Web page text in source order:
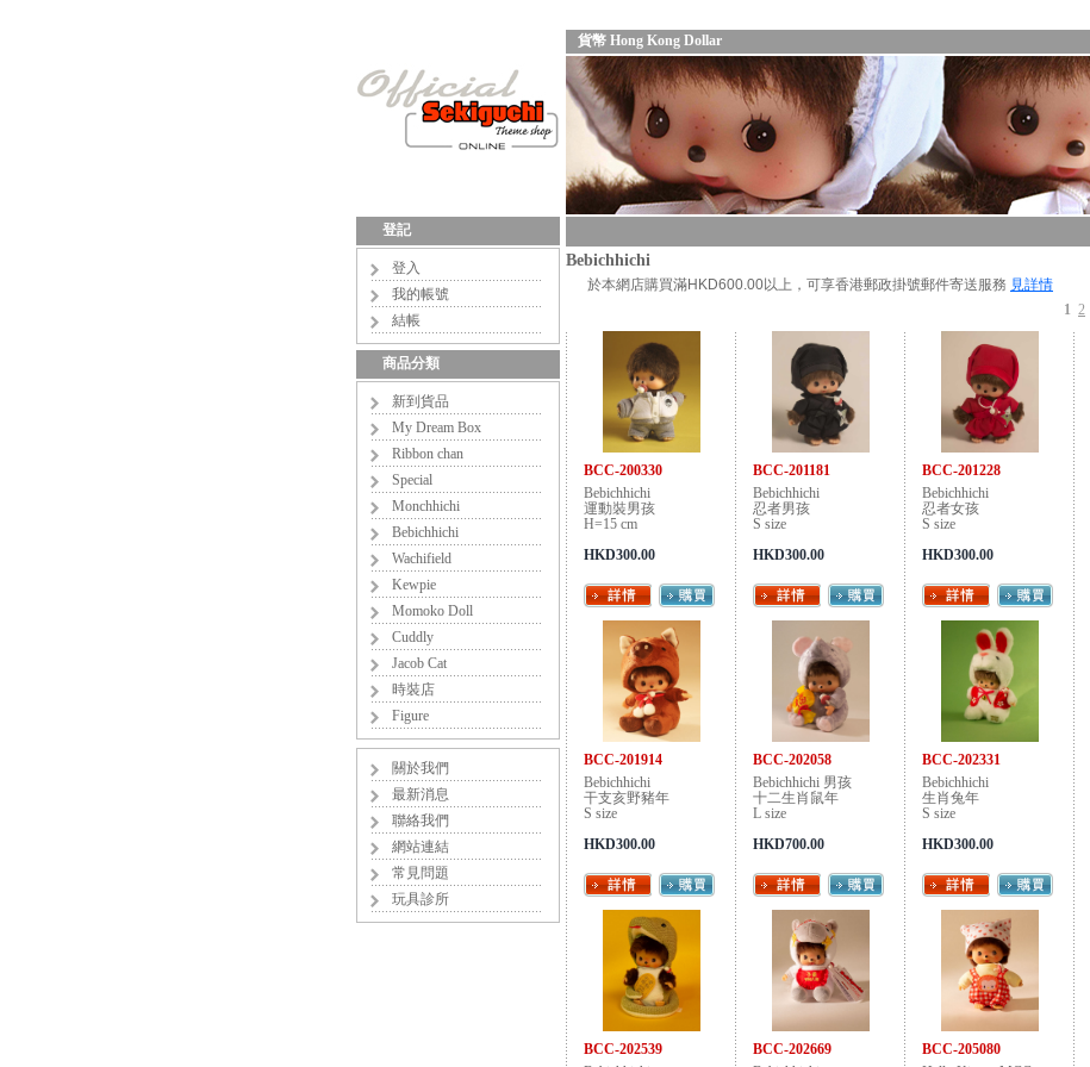
貨幣 Hong Kong Dollar
登記
登入
我的帳號
結帳
商品分類
新到貨品
My Dream Box
Ribbon chan
Special
Monchhichi
Bebichhichi
Wachifield
Kewpie
Momoko Doll
Cuddly
Jacob Cat
時裝店
Figure
關於我們
最新消息
聯絡我們
網站連結
常見問題
玩具診所
Bebichhichi
於本網店購買滿HKD600.00以上，可享香港郵政掛號郵件寄送服務 見詳情
1 2
BCC-200330
Bebichhichi
運動裝男孩
H=15 cm
HKD300.00
BCC-201181
Bebichhichi
忍者男孩
S size
HKD300.00
BCC-201228
Bebichhichi
忍者女孩
S size
HKD300.00
BCC-201914
Bebichhichi
干支亥野豬年
S size
HKD300.00
BCC-202058
Bebichhichi 男孩
十二生肖鼠年
L size
HKD700.00
BCC-202331
Bebichhichi
生肖兔年
S size
HKD300.00
BCC-202539
BCC-202669
BCC-205080